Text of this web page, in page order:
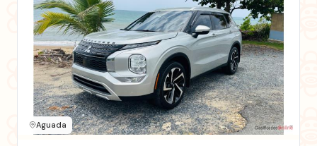
Aguada